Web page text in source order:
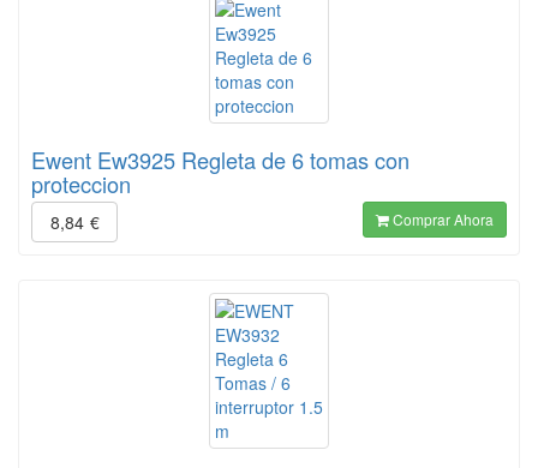
Ewent Ew3925 Regleta de 6 tomas con
proteccion
8,84 € Comprar Ahora